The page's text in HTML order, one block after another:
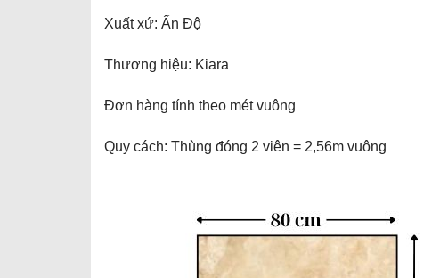
Xuất xứ: Ấn Độ
Thương hiệu: Kiara
Đơn hàng tính theo mét vuông
Quy cách: Thùng đóng 2 viên = 2,56m vuông